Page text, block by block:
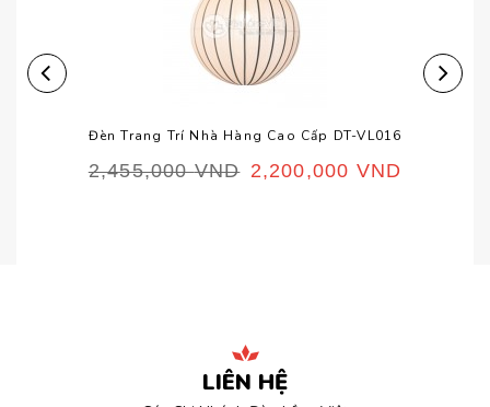
Đèn Trang Trí Nhà Hàng Cao Cấp DT-VL016
2,455,000VND 2,200,000 VND
LIÊN HỆ